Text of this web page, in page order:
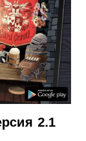
2.1